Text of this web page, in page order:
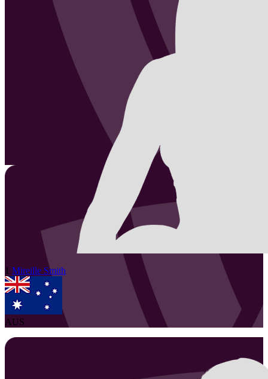
1 Mireille Smith
AUS